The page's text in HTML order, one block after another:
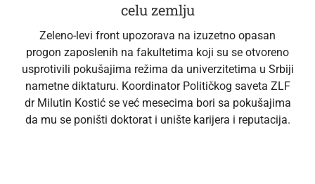
celu zemlju
Zeleno-levi front upozorava na izuzetno opasan
progon zaposlenih na fakultetima koji su se otvoreno
usprotivili pokušajima režima da univerzitetima u Srbiji
nametne diktaturu. Koordinator Političkog saveta ZLF
dr Milutin Kostić se već mesecima bori sa pokušajima
da mu se poništi doktorat i unište karijera i reputacija.